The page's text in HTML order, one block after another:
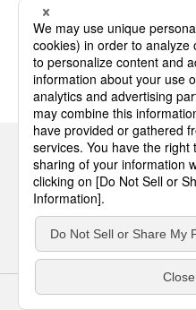
サイトのご利用にあたって